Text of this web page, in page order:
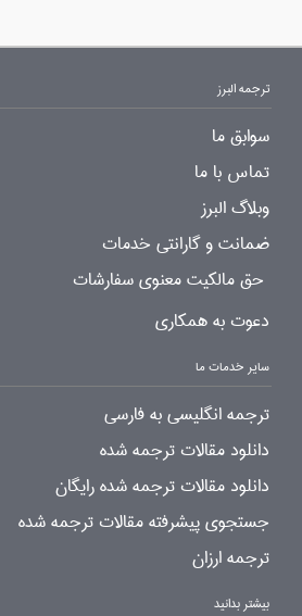
ترجمه البرز
سوابق ما
تماس با ما
وبلاگ البرز
ضمانت و گارانتی خدمات
حق مالکیت معنوی سفارشات
دعوت به همکاری
سایر خدمات ما
ترجمه انگلیسی به فارسی
دانلود مقالات ترجمه شده
دانلود مقالات ترجمه شده رایگان
جستجوی پیشرفته مقالات ترجمه شده
ترجمه ارزان
بیشتر بدانید